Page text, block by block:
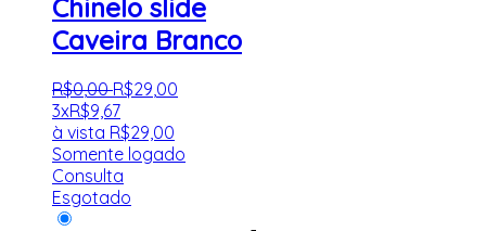
Chinelo slide
Caveira Branco
R$0,00 R$29 00
3xR$9,67
à vista R$29,00
Somente logado
Consulta
Esgotado